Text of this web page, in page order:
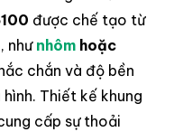
được chế tạo từ
nhưnhôm hoặc
chắn và độ bền
Thiết kế khung
cấp sự thoải